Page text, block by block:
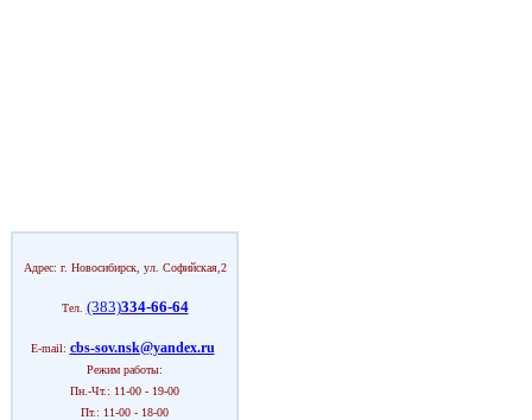
Адрес: г. Новосибирск, ул. Софийская,2
Тел. (383)334-66-64
E-mail: cbs-sov.nsk@yandex.ru
Режим работы:
Пн.-Чт.: 11-00 - 19-00
Пт.: 11-00 - 18-00